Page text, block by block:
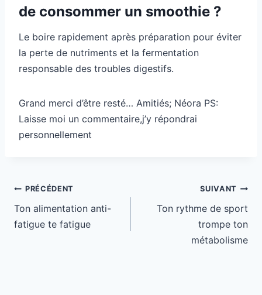
de consommer un smoothie ?
Le boire rapidement après préparation pour éviter
la perte de nutriments et la fermentation
responsable des troubles digestifs.
Grand merci d’être resté… Amitiés; Néora PS:
Laisse moi un commentaire,j’y répondrai
personnellement
Navigation
de
l’article
PRÉCÉDENT
Ton alimentation anti-
fatigue te fatigue
SUIVANT
Ton rythme de sport
trompe ton
métabolisme